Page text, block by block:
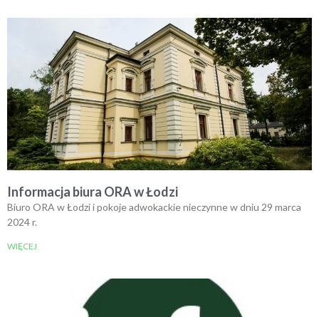
Informacja biura ORA w Łodzi
Biuro ORA w Łodzi i pokoje adwokackie nieczynne w dniu 29 marca
2024 r.
WIĘCEJ